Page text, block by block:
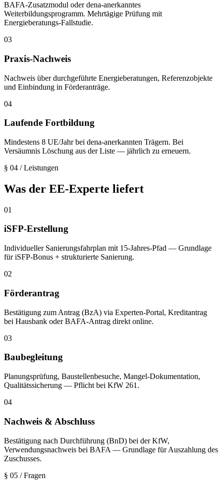
BAFA-Zusatzmodul oder dena-anerkanntes
Weiterbildungsprogramm. Mehrtägige Prüfung mit
Energieberatungs-Fallstudie.
03
Praxis-Nachweis
Nachweis über durchgeführte Energieberatungen, Referenzobjekte
und Einbindung in Förderanträge.
04
Laufende Fortbildung
Mindestens 8 UE/Jahr bei dena-anerkannten Trägern. Bei
Versäumnis Löschung aus der Liste — jährlich zu erneuern.
§ 04 /Leistungen
Was der EE-Experte liefert
01
iSFP-Erstellung
Individueller Sanierungsfahrplan mit 15-Jahres-Pfad — Grundlage
für iSFP-Bonus + strukturierte Sanierung.
02
Förderantrag
Bestätigung zum Antrag (BzA) via Experten-Portal, Kreditantrag
bei Hausbank oder BAFA-Antrag direkt online.
03
Baubegleitung
Planungsprüfung, Baustellenbesuche, Mangel-Dokumentation,
Qualitätssicherung — Pflicht bei KfW 261.
04
Nachweis & Abschluss
Bestätigung nach Durchführung (BnD) bei der KfW,
Verwendungsnachweis bei BAFA — Grundlage für Auszahlung des
Zuschusses.
§ 05 / Fragen